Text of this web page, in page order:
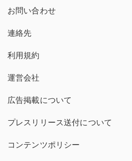
お問い合わせ
連絡先
利用規約
運営会社
広告掲載について
プレスリリース送付について
コンテンツポリシー